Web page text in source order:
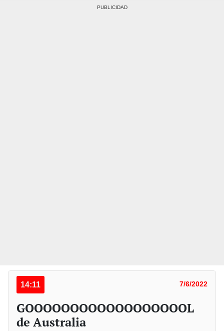
14:11 7/6/2022
GOOOOOOOOOOOOOOOOOOL
de Australia